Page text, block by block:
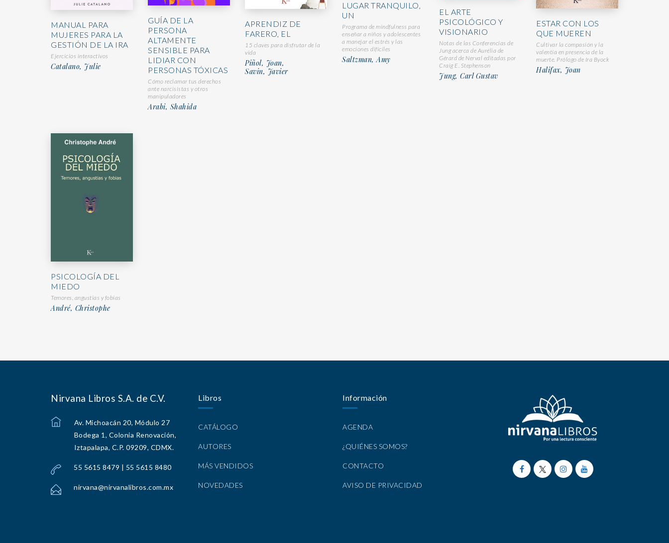
MANUAL PARA
MUJERES PARA LA
GESTIÓN DE LA IRA
Ejercicios interactivos
Catalano, Julie
GUÍA DE LA
PERSONA
ALTAMENTE
SENSIBLE PARA
LIDIAR CON
PERSONAS TÓXICAS
Cómo reclamar tus derechos
ante narcisistas y otros
manipuladores
Arabi, Shahida
APRENDIZ DE
FARERO, EL
15 claves para disfrutar de la
vida
Piñol, Joan,
Savin, Javier
LUGAR TRANQUILO,
UN
Programa de mindfulness para
enseñar a niños y adolescentes
a manejar el estrés y las
emociones difíciles
Saltzman, Amy
EL ARTE
PSICOLÓGICO Y
VISIONARIO
Notas de las Conferencias de
Jung acerca de Aurélia de
Gérard de Nerval editadas por
Craig E. Stephenson
Jung, Carl Gustav
ESTAR CON LOS
QUE MUEREN
Cultivar la compasión y la
valentía en presencia de la
muerte. Prólogo de Ira Byock
Halifax, Joan
PSICOLOGÍA DEL
MIEDO
Temores, angustias y fobias
André, Christophe
Nirvana Libros S.A. de C.V.
Av. Michoacán 20, Módulo 27
Bodega 1, Colonia Renovación,
Iztapalapa, C.P. 09209, CDMX.
55 5615 8479 | 55 5615 8480
nirvana@nirvanalibros.com.mx
Libros
CATÁLOGO
AUTORES
MÁS VENDIDOS
NOVEDADES
Información
AGENDA
¿QUIÉNES SOMOS?
CONTACTO
AVISO DE PRIVACIDAD